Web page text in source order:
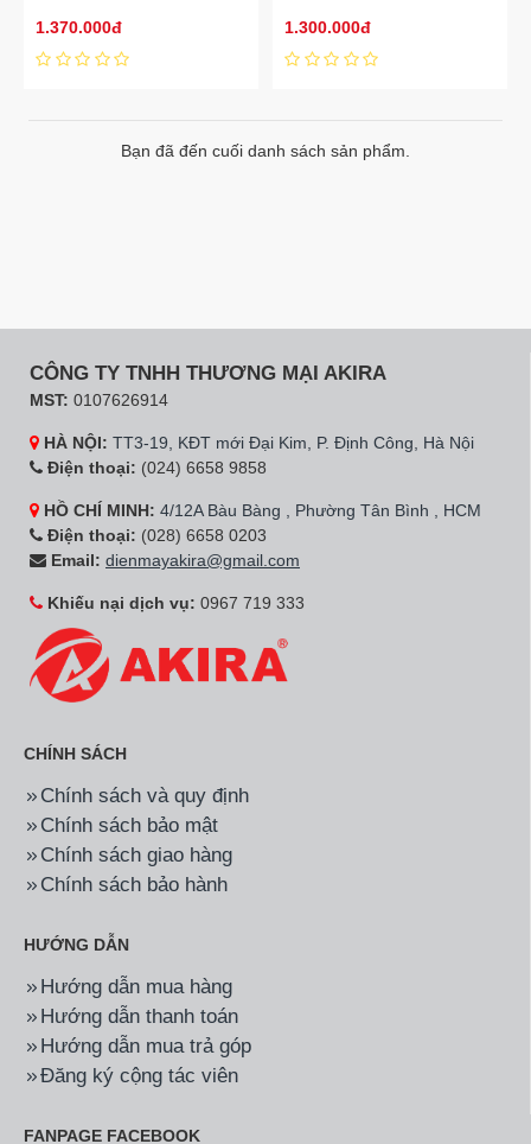
1.370.000đ
1.300.000đ
Bạn đã đến cuối danh sách sản phẩm.
CÔNG TY TNHH THƯƠNG MẠI AKIRA
MST: 0107626914
HÀ NỘI: TT3-19, KĐT mới Đại Kim, P. Định Công, Hà Nội
Điện thoại: (024) 6658 9858
HỒ CHÍ MINH: 4/12A Bàu Bàng , Phường Tân Bình , HCM
Điện thoại: (028) 6658 0203
Email: dienmayakira@gmail.com
Khiếu nại dịch vụ: 0967 719 333
CHÍNH SÁCH
Chính sách và quy định
Chính sách bảo mật
Chính sách giao hàng
Chính sách bảo hành
HƯỚNG DẪN
Hướng dẫn mua hàng
Hướng dẫn thanh toán
Hướng dẫn mua trả góp
Đăng ký cộng tác viên
FANPAGE FACEBOOK